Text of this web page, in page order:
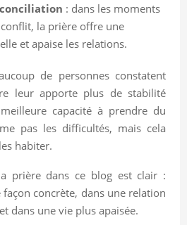
: dans les moments
la prière offre une
et apaise les relations.
de personnes constatent
leur apporte plus de stabilité
capacité à prendre du
pas les difficultés, mais cela
habiter.
prière dans ce blog est clair :
concrète, dans une relation
dans une vie plus apaisée.